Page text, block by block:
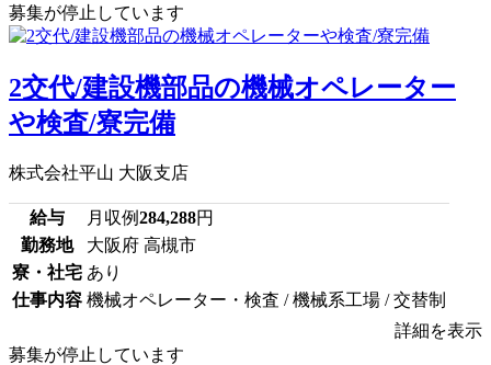
募集が停止しています
2交代/建設機部品の機械オペレーター
や検査/寮完備
株式会社平山 大阪支店
給与 月収例284,288円
勤務地
大阪府 高槻市
寮・社宅 あり
仕事内容 機械オペレーター・検査 / 機械系工場 / 交替制
詳細を表示
募集が停止しています